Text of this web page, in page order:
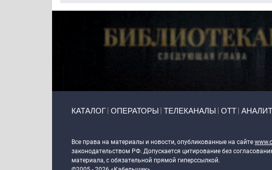
КАТАЛОГ ОПЕРАТОРЫ ТЕЛЕКАНАЛЫ ОТТ
Все права на материалы и новости, опубликованные на сайте
законодательством РФ. Допускается цитирование без
материала, с обязательной прямой гиперссылкой.